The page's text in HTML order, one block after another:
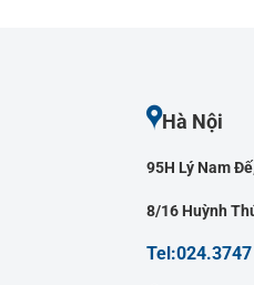
Hà Nội
95H Lý Nam
8/16 Huỳnh